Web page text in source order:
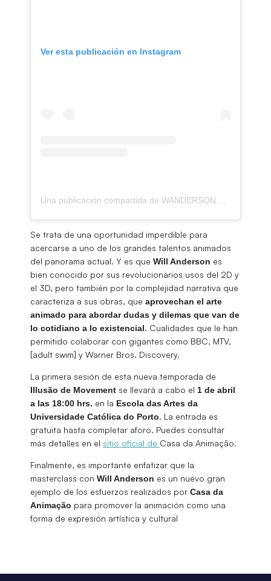
Ver esta publicación en Instagram
Se trata de una oportunidad imperdible para
acercarse a uno de los grandes talentos animados
del panorama actual. Y es que Will Anderson es
bien conocido por sus revolucionarios usos del 2D y
el 3D, pero también por la complejidad narrativa que
caracteriza a sus obras, que aprovechan el arte
animado para abordar dudas y dilemas que van de
lo cotidiano a lo existencial. Cualidades que le han
permitido colaborar con gigantes como BBC, MTV,
[adult swim] y Warner Bros. Discovery.
La primera sesión de esta nueva temporada de
Illusão de Movement se llevará a cabo el 1 de abril
a las 18:00 hrs. en la Escola das Artes da
Universidade Católica do Porto. La entrada es
gratuita hasta completar aforo. Puedes consultar
más detalles en el sitio oficial de Casa da Animação.
Finalmente, es importante enfatizar que la
masterclass con Will Anderson es un nuevo gran
ejemplo de los esfuerzos realizados por Casa da
Animação para promover la animación como una
forma de expresión artística y cultural